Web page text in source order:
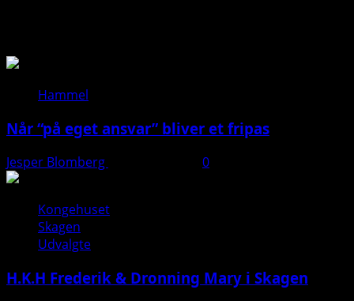
Hammel
Når “på eget ansvar” bliver et fripas
Jesper Blomberg 0
Kongehuset
Skagen
Udvalgte
H.K.H Frederik & Dronning Mary i Skagen